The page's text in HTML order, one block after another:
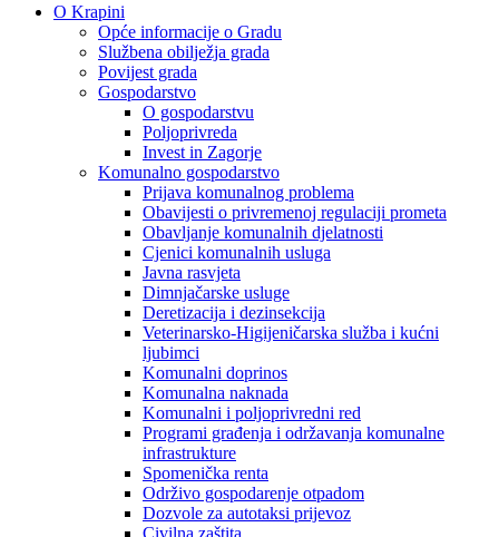
O Krapini
Opće informacije o Gradu
Službena obilježja grada
Povijest grada
Gospodarstvo
O gospodarstvu
Poljoprivreda
Invest in Zagorje
Komunalno gospodarstvo
Prijava komunalnog problema
Obavijesti o privremenoj regulaciji prometa
Obavljanje komunalnih djelatnosti
Cjenici komunalnih usluga
Javna rasvjeta
Dimnjačarske usluge
Deretizacija i dezinsekcija
Veterinarsko-Higijeničarska služba i kućni
ljubimci
Komunalni doprinos
Komunalna naknada
Komunalni i poljoprivredni red
Programi građenja i održavanja komunalne
infrastrukture
Spomenička renta
Održivo gospodarenje otpadom
Dozvole za autotaksi prijevoz
Civilna zaštita